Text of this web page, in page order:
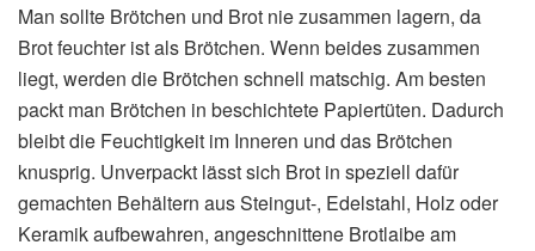
Man sollte Brötchen und Brot nie zusammen lagern, da
Brot feuchter ist als Brötchen. Wenn beides zusammen
liegt, werden die Brötchen schnell matschig. Am besten
packt man Brötchen in beschichtete Papiertüten. Dadurch
bleibt die Feuchtigkeit im Inneren und das Brötchen
knusprig. Unverpackt lässt sich Brot in speziell dafür
gemachten Behältern aus Steingut-, Edelstahl, Holz oder
Keramik aufbewahren, angeschnittene Brotlaibe am